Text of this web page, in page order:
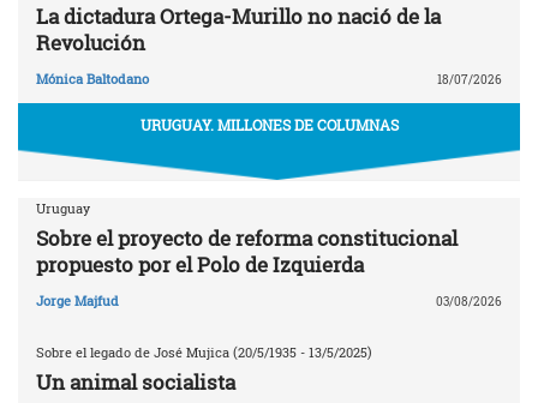
La dictadura Ortega-Murillo no nació de la
Revolución
Mónica Baltodano 18/07/2026
URUGUAY. MILLONES DE COLUMNAS
Uruguay
Sobre el proyecto de reforma constitucional
propuesto por el Polo de Izquierda
Jorge Majfud 03/08/2026
Sobre el legado de José Mujica (20/5/1935 - 13/5/2025)
Un animal socialista